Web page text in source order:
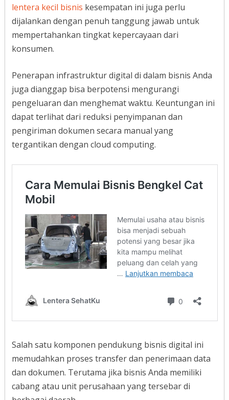
lentera kecil bisnis kesempatan ini juga perlu
dijalankan dengan penuh tanggung jawab untuk
mempertahankan tingkat kepercayaan dari
konsumen.
Penerapan infrastruktur digital di dalam bisnis Anda
juga dianggap bisa berpotensi mengurangi
pengeluaran dan menghemat waktu. Keuntungan ini
dapat terlihat dari reduksi penyimpanan dan
pengiriman dokumen secara manual yang
tergantikan dengan cloud computing.
Salah satu komponen pendukung bisnis digital ini
memudahkan proses transfer dan penerimaan data
dan dokumen. Terutama jika bisnis Anda memiliki
cabang atau unit perusahaan yang tersebar di